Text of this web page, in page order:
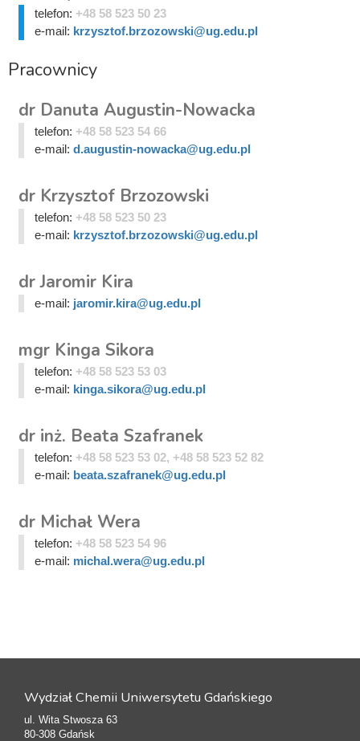
telefon: +48 58 523 50 23
e-mail: krzysztof.brzozowski@ug.edu.pl
Pracownicy
dr Danuta Augustin-Nowacka
telefon: +48 58 523 54 66
e-mail: d.augustin-nowacka@ug.edu.pl
dr Krzysztof Brzozowski
telefon: +48 58 523 50 23
e-mail: krzysztof.brzozowski@ug.edu.pl
dr Jaromir Kira
e-mail: jaromir.kira@ug.edu.pl
mgr Kinga Sikora
telefon: +48 58 523 53 03
e-mail: kinga.sikora@ug.edu.pl
dr inż. Beata Szafranek
telefon: +48 58 523 53 02, +48 58 523 52 82
e-mail: beata.szafranek@ug.edu.pl
dr Michał Wera
telefon: +48 58 523 54 96
e-mail: michal.wera@ug.edu.pl
Wydział Chemii Uniwersytetu Gdańskiego
ul. Wita Stwosza 63
80-308 Gdańsk